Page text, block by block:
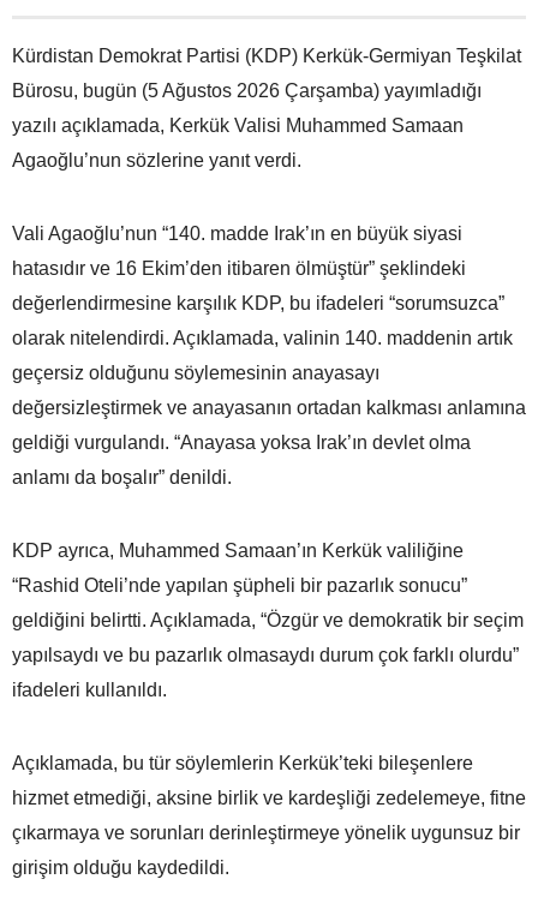
Kürdistan Demokrat Partisi (KDP) Kerkük-Germiyan Teşkilat
Bürosu, bugün (5 Ağustos 2026 Çarşamba) yayımladığı
yazılı açıklamada, Kerkük Valisi Muhammed Samaan
Agaoğlu’nun sözlerine yanıt verdi.
Vali Agaoğlu’nun “140. madde Irak’ın en büyük siyasi
hatasıdır ve 16 Ekim’den itibaren ölmüştür” şeklindeki
değerlendirmesine karşılık KDP, bu ifadeleri “sorumsuzca”
olarak nitelendirdi. Açıklamada, valinin 140. maddenin artık
geçersiz olduğunu söylemesinin anayasayı
değersizleştirmek ve anayasanın ortadan kalkması anlamına
geldiği vurgulandı. “Anayasa yoksa Irak’ın devlet olma
anlamı da boşalır” denildi.
KDP ayrıca, Muhammed Samaan’ın Kerkük valiliğine
“Rashid Oteli’nde yapılan şüpheli bir pazarlık sonucu”
geldiğini belirtti. Açıklamada, “Özgür ve demokratik bir seçim
yapılsaydı ve bu pazarlık olmasaydı durum çok farklı olurdu”
ifadeleri kullanıldı.
Açıklamada, bu tür söylemlerin Kerkük’teki bileşenlere
hizmet etmediği, aksine birlik ve kardeşliği zedelemeye, fitne
çıkarmaya ve sorunları derinleştirmeye yönelik uygunsuz bir
girişim olduğu kaydedildi.